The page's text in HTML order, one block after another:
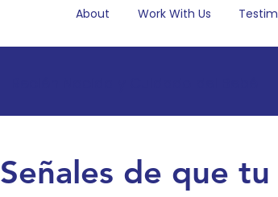
About Work With Us
Señales de que